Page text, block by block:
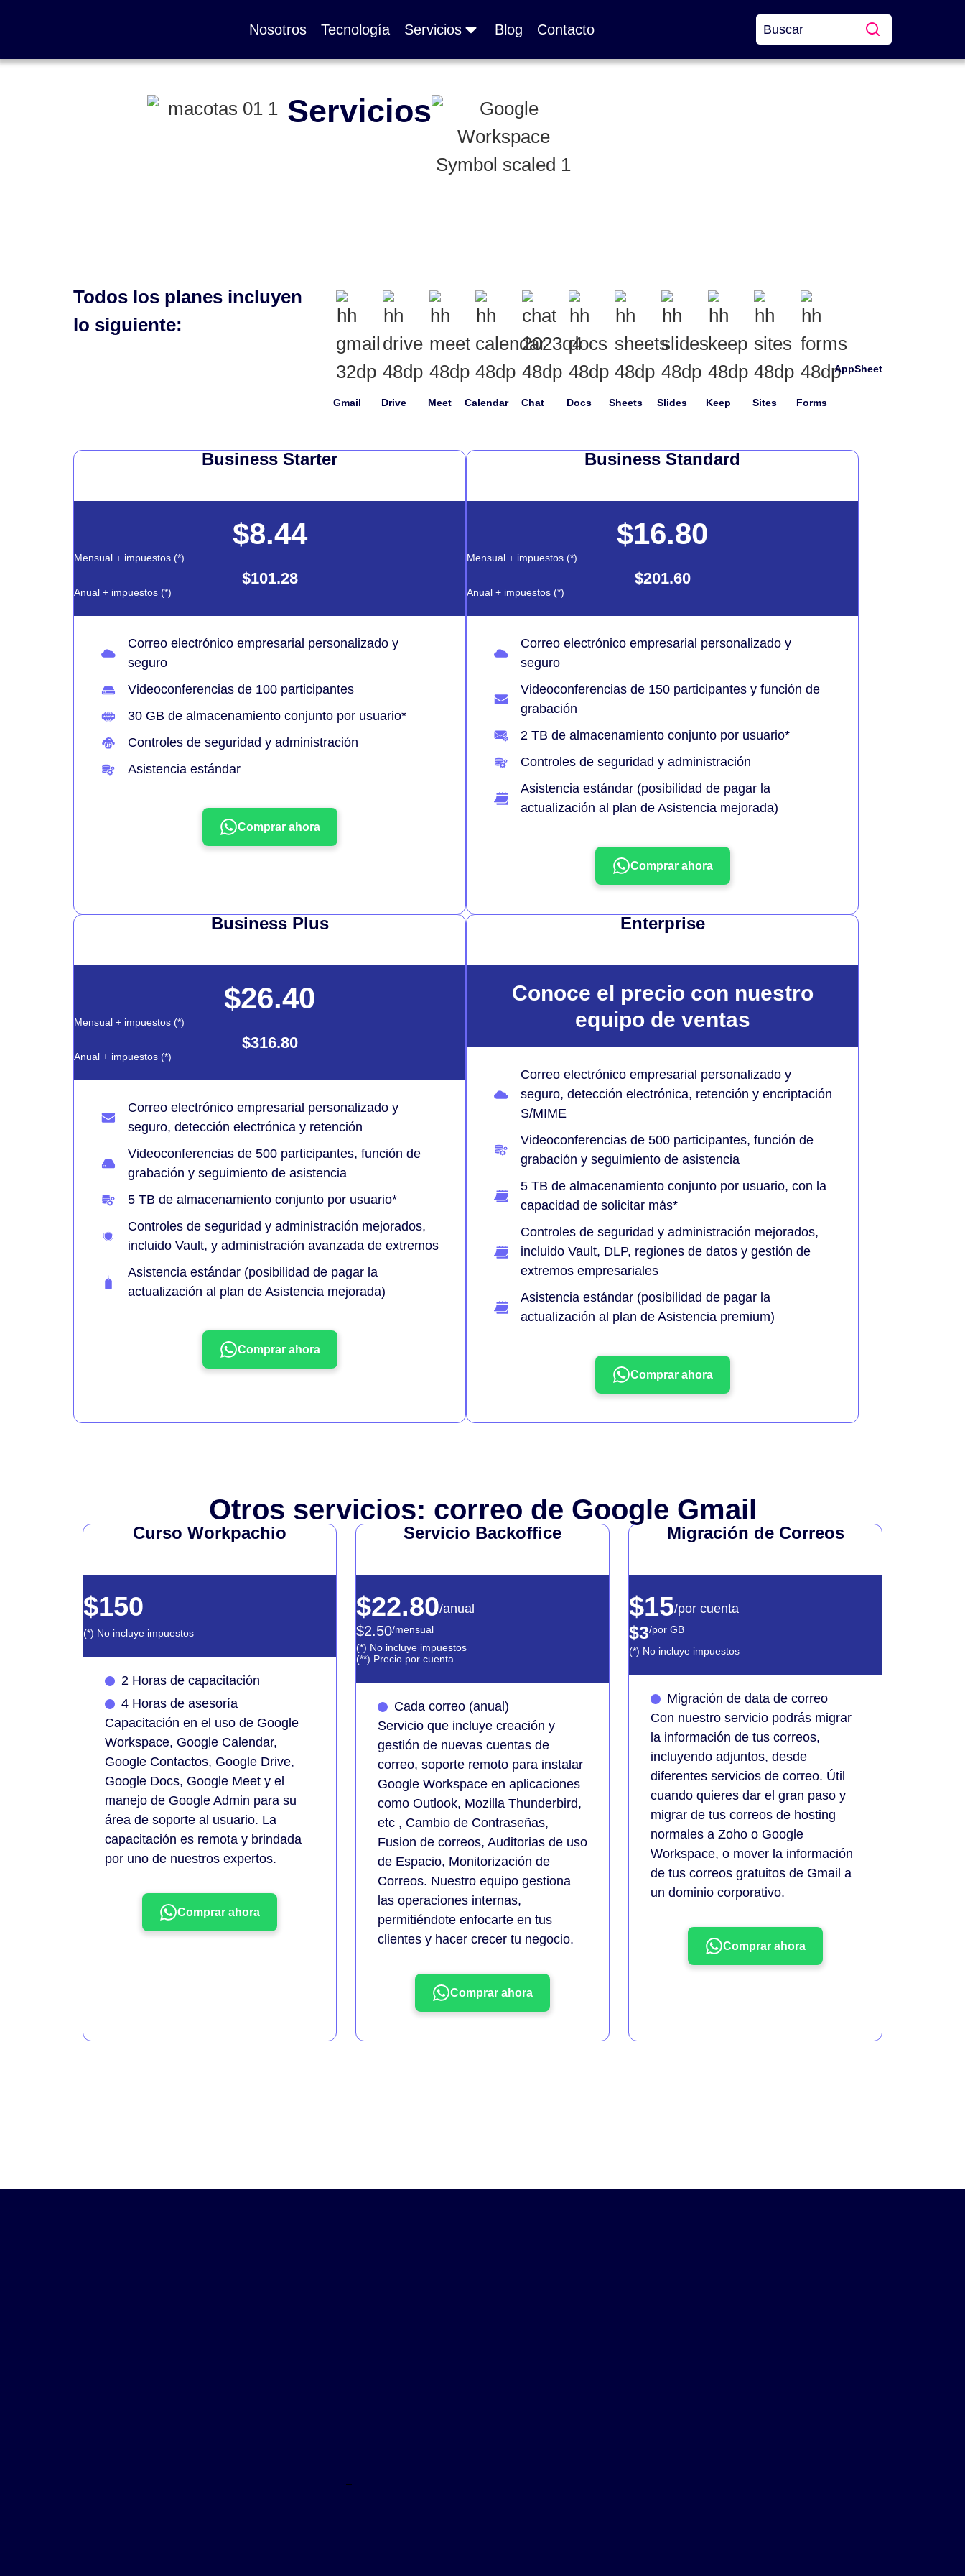
Nosotros Tecnología Servicios Blog Contacto
Servicios
Todos los planes incluyen
lo siguiente:
Gmail Drive Meet Calendar Chat Docs Sheets Slides Keep Sites Forms
AppSheet
Business Starter
$8.44
Mensual + impuestos (*)
$101.28
Anual + impuestos (*)
Correo electrónico empresarial personalizado y
seguro
Videoconferencias de 100 participantes
30 GB de almacenamiento conjunto por usuario*
Controles de seguridad y administración
Asistencia estándar
Comprar ahora
Business Standard
$16.80
Mensual + impuestos (*)
$201.60
Anual + impuestos (*)
Correo electrónico empresarial personalizado y
seguro
Videoconferencias de 150 participantes y función de
grabación
2 TB de almacenamiento conjunto por usuario*
Controles de seguridad y administración
Asistencia estándar (posibilidad de pagar la
actualización al plan de Asistencia mejorada)
Comprar ahora
Business Plus
$26.40
Mensual + impuestos (*)
$316.80
Anual + impuestos (*)
Correo electrónico empresarial personalizado y
seguro, detección electrónica y retención
Videoconferencias de 500 participantes, función de
grabación y seguimiento de asistencia
5 TB de almacenamiento conjunto por usuario*
Controles de seguridad y administración mejorados,
incluido Vault, y administración avanzada de extremos
Asistencia estándar (posibilidad de pagar la
actualización al plan de Asistencia mejorada)
Comprar ahora
Enterprise
Conoce el precio con nuestro
equipo de ventas
Correo electrónico empresarial personalizado y
seguro, detección electrónica, retención y encriptación
S/MIME
Videoconferencias de 500 participantes, función de
grabación y seguimiento de asistencia
5 TB de almacenamiento conjunto por usuario, con la
capacidad de solicitar más*
Controles de seguridad y administración mejorados,
incluido Vault, DLP, regiones de datos y gestión de
extremos empresariales
Asistencia estándar (posibilidad de pagar la
actualización al plan de Asistencia premium)
Comprar ahora
Otros servicios: correo de Google Gmail
Curso Workpachio
$150
(*) No incluye impuestos
2 Horas de capacitación
4 Horas de asesoría
Capacitación en el uso de Google
Workspace, Google Calendar,
Google Contactos, Google Drive,
Google Docs, Google Meet y el
manejo de Google Admin para su
área de soporte al usuario. La
capacitación es remota y brindada
por uno de nuestros expertos.
Comprar ahora
Servicio Backoffice
$22.80/anual
$2.50/mensual
(*) No incluye impuestos
(**) Precio por cuenta
Cada correo (anual)
Servicio que incluye creación y
gestión de nuevas cuentas de
correo, soporte remoto para instalar
Google Workspace en aplicaciones
como Outlook, Mozilla Thunderbird,
etc , Cambio de Contraseñas,
Fusion de correos, Auditorias de uso
de Espacio, Monitorización de
Correos. Nuestro equipo gestiona
las operaciones internas,
permitiéndote enfocarte en tus
clientes y hacer crecer tu negocio.
Comprar ahora
Migración de Correos
$15/por cuenta
$3/por GB
(*) No incluye impuestos
Migración de data de correo
Con nuestro servicio podrás migrar
la información de tus correos,
incluyendo adjuntos, desde
diferentes servicios de correo. Útil
cuando quieres dar el gran paso y
migrar de tus correos de hosting
normales a Zoho o Google
Workspace, o mover la información
de tus correos gratuitos de Gmail a
un dominio corporativo.
Comprar ahora